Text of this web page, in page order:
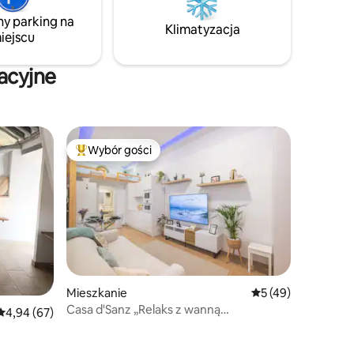
w La
Ciebie!
ciszą i spokojem w zabytkowym
budynku.
parking na
Klimatyzacja
gości
ocena: 4,94 na 5, liczba recenzji: 67
4,94 (67)
Najpopularniejsze z kategorii Wybór gości
Wybór gości
Mieszkanie Średnia ocena: 5
5 (49)
Casa d'Sanz „Relaks z wanną